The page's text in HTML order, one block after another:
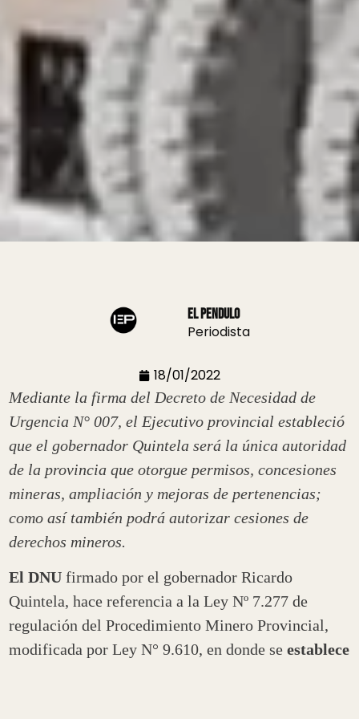
El Pendulo
Periodista
18/01/2022
Mediante la firma del Decreto de Necesidad de
Urgencia N° 007, el Ejecutivo provincial estableció
que el gobernador Quintela será la única autoridad
de la provincia que otorgue permisos, concesiones
mineras, ampliación y mejoras de pertenencias;
como así también podrá autorizar cesiones de
derechos mineros.
El DNU firmado por el gobernador Ricardo
Quintela, hace referencia a la Ley Nº 7.277 de
regulación del Procedimiento Minero Provincial,
modificada por Ley N° 9.610, en donde seestablece